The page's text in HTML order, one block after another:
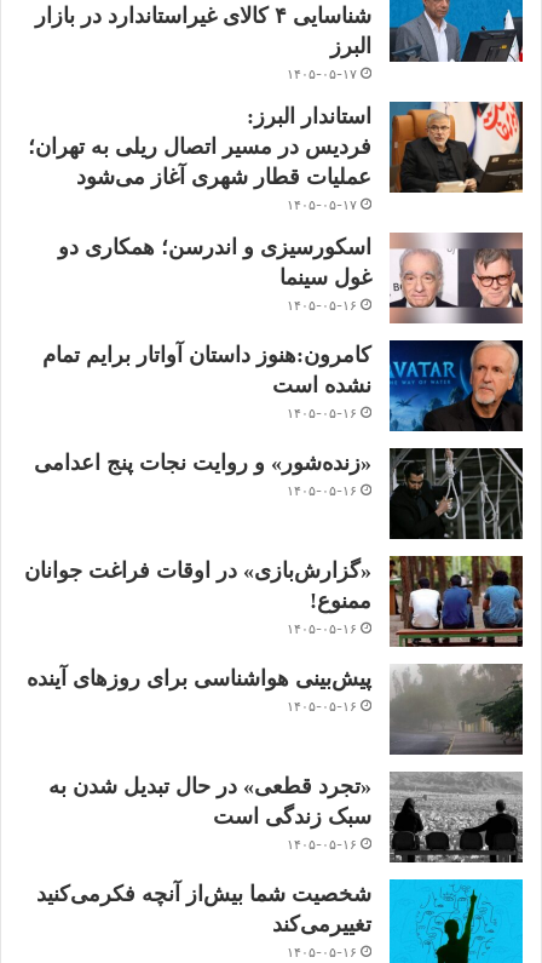
شناسایی ۴ کالای غیراستاندارد در بازار
البرز
۱۴۰۵-۰۵-۱۷
استاندار البرز:
فردیس در مسیر اتصال ریلی به تهران؛
عملیات قطار شهری آغاز می‌شود
۱۴۰۵-۰۵-۱۷
اسکورسیزی و اندرسن؛ همکاری دو
غول سینما
۱۴۰۵-۰۵-۱۶
کامرون:هنوز داستان آواتار برایم تمام
نشده است
۱۴۰۵-۰۵-۱۶
«زنده‌شور» و روایت نجات پنج اعدامی
۱۴۰۵-۰۵-۱۶
«گزارش‌بازی» در اوقات فراغت جوانان
ممنوع!
۱۴۰۵-۰۵-۱۶
پیش‌بینی هواشناسی برای روزهای آینده
۱۴۰۵-۰۵-۱۶
«تجرد قطعی» در حال تبدیل شدن به
سبک زندگی است
۱۴۰۵-۰۵-۱۶
شخصیت شما بیش‌از آنچه فکر‌می‌کنید
تغییر‌می‌کند
۱۴۰۵-۰۵-۱۶